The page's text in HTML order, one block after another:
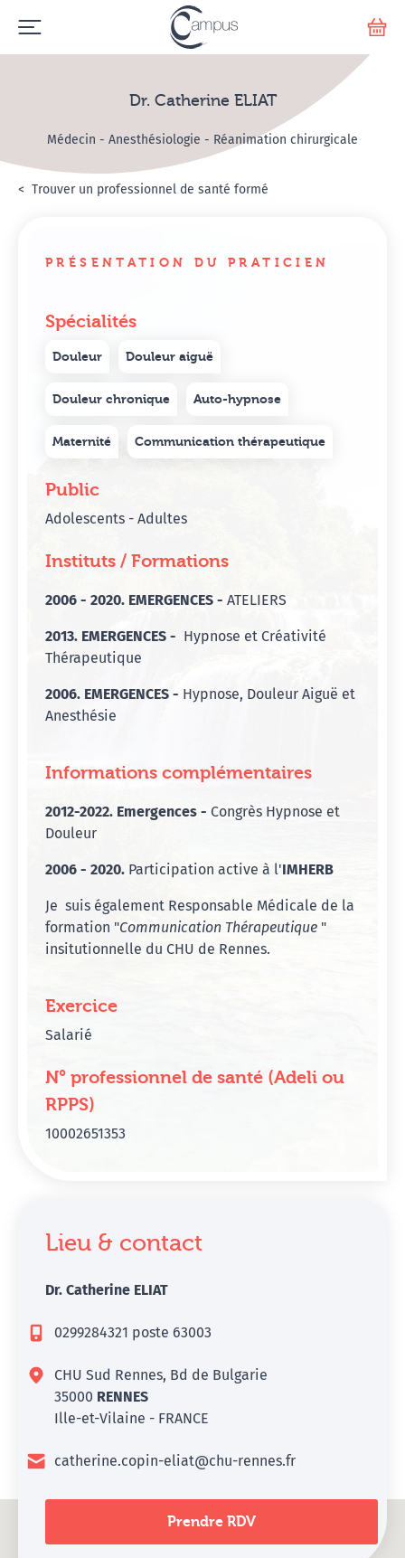
Dr. Catherine ELIAT
Médecin - Anesthésiologie - Réanimation chirurgicale
Accueil
Annuaire Hypnosanté
Trouver un professionnel de santé formé
PRÉSENTATION DU PRATICIEN
Spécialités
Douleur Douleur aiguë
Douleur chronique Auto-hypnose
Maternité Communication thérapeutique
Public
Adolescents - Adultes
Instituts / Formations
2006 - 2020. EMERGENCES - ATELIERS
2013. EMERGENCES - Hypnose et Créativité
Thérapeutique
2006. EMERGENCES - Hypnose, Douleur Aiguë et
Anesthésie
Informations complémentaires
2012-2022. Emergences - Congrès Hypnose et
Douleur
2006 - 2020. Participation active à l'IMHERB
Je suis également Responsable Médicale de la
formation "Communication Thérapeutique "
insitutionnelle du CHU de Rennes.
Exercice
Salarié
N° professionnel de santé (Adeli ou
RPPS)
10002651353
Lieu & contact
Dr. Catherine ELIAT
0299284321 poste 63003
CHU Sud Rennes, Bd de Bulgarie
35000 RENNES
Ille-et-Vilaine - FRANCE
catherine.copin-eliat@chu-rennes.fr
Prendre RDV